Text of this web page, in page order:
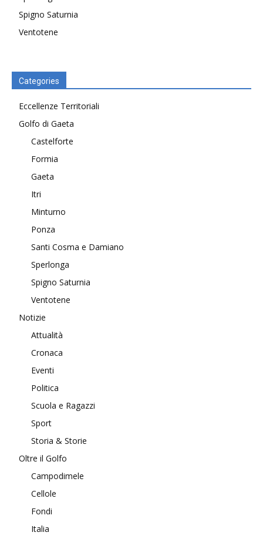
Spigno Saturnia
Ventotene
Categories
Eccellenze Territoriali
Golfo di Gaeta
Castelforte
Formia
Gaeta
Itri
Minturno
Ponza
Santi Cosma e Damiano
Sperlonga
Spigno Saturnia
Ventotene
Notizie
Attualità
Cronaca
Eventi
Politica
Scuola e Ragazzi
Sport
Storia & Storie
Oltre il Golfo
Campodimele
Cellole
Fondi
Italia